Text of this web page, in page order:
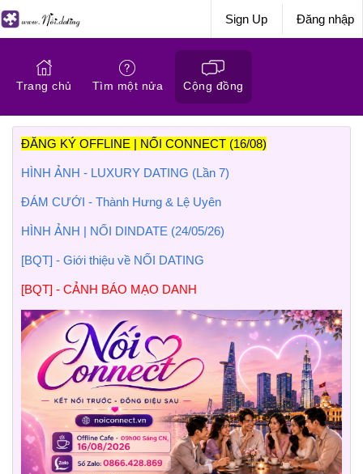
Sign Up Đăng nhập
Trang chủ Tìm một nửa Cộng đồng
ĐĂNG KÝ OFFLINE | NỐI CONNECT (16/08)
HÌNH ẢNH - LUXURY DATING (Lần 7)
ĐÁM CƯỚI - Thành Hưng & Lệ Uyên
HÌNH ẢNH | NỐI DINDATE (24/05/26)
[BQT] - Giới thiệu về NỐI DATING
[BQT] - CẢNH BÁO MẠO DANH